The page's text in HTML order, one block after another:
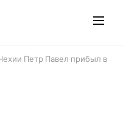
Петр Павел прибыл в